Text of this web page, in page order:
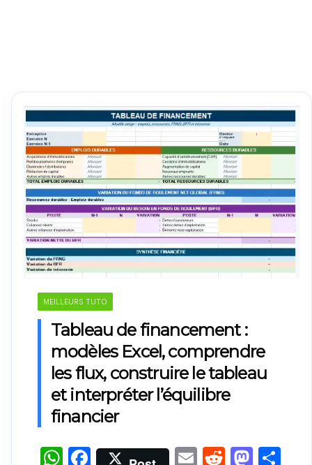
MEILLEURS TUTO
Tableau de financement :
modèles Excel, comprendre
les flux, construire le tableau
et interpréter l’équilibre
financier
W F E R M